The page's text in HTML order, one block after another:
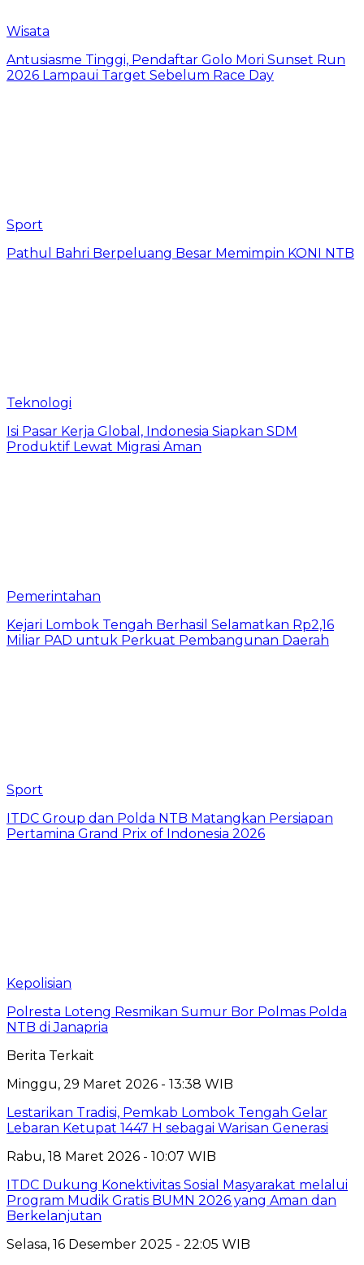
Wisata
Antusiasme Tinggi, Pendaftar Golo Mori Sunset Run
2026 Lampaui Target Sebelum Race Day
Sport
Pathul Bahri Berpeluang Besar Memimpin KONI NTB
Teknologi
​Isi Pasar Kerja Global, Indonesia Siapkan SDM
Produktif Lewat Migrasi Aman
Pemerintahan
Kejari Lombok Tengah Berhasil Selamatkan Rp2,16
Miliar PAD untuk Perkuat Pembangunan Daerah
Sport
ITDC Group dan Polda NTB Matangkan Persiapan
Pertamina Grand Prix of Indonesia 2026
Kepolisian
Polresta Loteng Resmikan Sumur Bor Polmas Polda
NTB di Janapria
Berita Terkait
Minggu, 29 Maret 2026 - 13:38 WIB
Lestarikan Tradisi, Pemkab Lombok Tengah Gelar
Lebaran Ketupat 1447 H sebagai Warisan Generasi
Rabu, 18 Maret 2026 - 10:07 WIB
ITDC Dukung Konektivitas Sosial Masyarakat melalui
Program Mudik Gratis BUMN 2026 yang Aman dan
Berkelanjutan
Selasa, 16 Desember 2025 - 22:05 WIB